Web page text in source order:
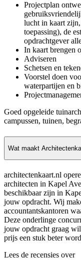
Projectplan
lucht in kaart zijn,
toepassing), de
opdrachtgever
In kaart brengen
Adviseren
Schetsen en
Voorstel doen
waterpartijen en
Goed opgeleide
campussen, tuinen,
Wat maakt
architectenkaart.nl
architecten in Kapel
beschikbaar zijn in
jouw opdracht. Wij
accountantskantoren
Deze onderlinge
jouw opdracht graag
prijs een stuk beter
Lees de recensies over